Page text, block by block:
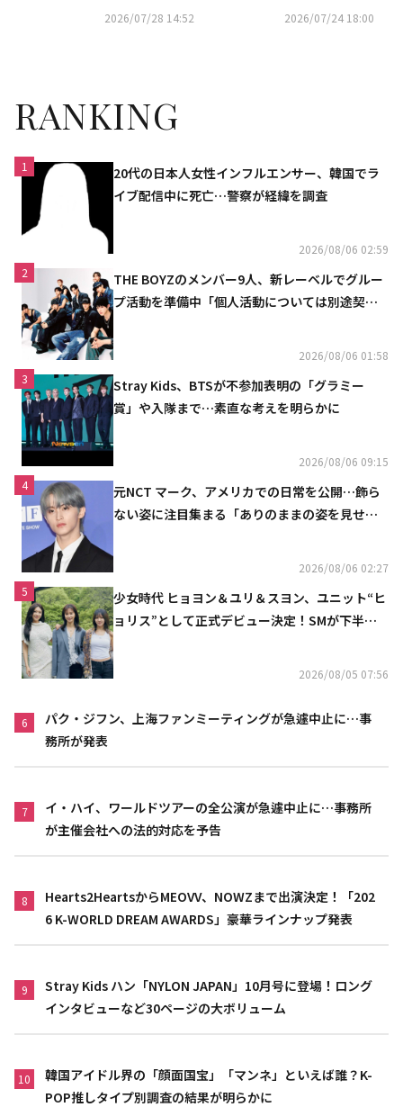
2026/07/28 14:52
ンニング後に公演まで…SHINe
2026/07/24 18:00
RANKING
1
20代の日本人女性インフルエンサー、韓国でラ
イブ配信中に死亡…警察が経緯を調査
2026/08/06 02:59
2
THE BOYZのメンバー9人、新レーベルでグルー
プ活動を準備中「個人活動については別途契約
2026/08/06 01:58
3
Stray Kids、BTSが不参加表明の「グラミー
賞」や入隊まで…素直な考えを明らかに
2026/08/06 09:15
4
元NCT マーク、アメリカでの日常を公開…飾ら
ない姿に注目集まる「ありのままの姿を見せた
2026/08/06 02:27
5
少女時代 ヒョヨン＆ユリ＆スヨン、ユニット“ヒ
ョリス”として正式デビュー決定！SMが下半期
2026/08/05 07:56
6
パク・ジフン、上海ファンミーティングが急遽中止に…事
務所が発表
7
イ・ハイ、ワールドツアーの全公演が急遽中止に…事務所
が主催会社への法的対応を予告
8
Hearts2HeartsからMEOVV、NOWZまで出演決定！「202
6 K-WORLD DREAM AWARDS」豪華ラインナップ発表
9
Stray Kids ハン「NYLON JAPAN」10月号に登場！ロング
インタビューなど30ページの大ボリューム
10
韓国アイドル界の「顔面国宝」「マンネ」といえば誰？K-
POP推しタイプ別調査の結果が明らかに